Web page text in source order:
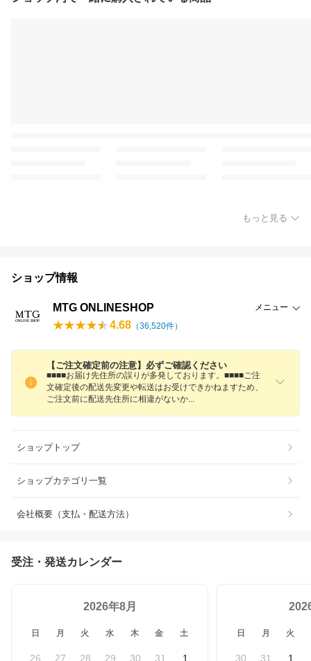
もっと見る
ショップ情報
MTG ONLINESHOP メニュー
4.68 （36,520件）
【ご注文確定前の注意】必ずご確認ください
■■■■お届け先住所の誤りが多発しております。■■■■ご注
文確定後の配送先変更や転送はお受けできかねますため、
ご注文前に配送先住所に相違がないか
ショップトップ
ショップカテゴリ一覧
会社概要（支払・配送方法）
受注・発送カレンダー
2026年8月
日 月 火 水 木 金 土
26 27 28 29 30 31 1
日 月 火
30 31 1